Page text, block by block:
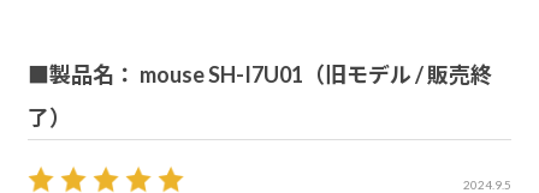
■製品名： mouse SH-I7U01（旧モデル / 販売終
了）
2024.9.5